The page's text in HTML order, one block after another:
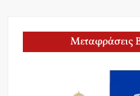
Μεταφράσεις